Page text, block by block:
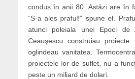
condus în anii 80. Astăzi are în
“S-a ales praful!” spune el.
atunci poleiala unei Epoci
Ceauşescu construiau
oglindeau vanitatea.
proiectele lor de suflet, nu a
peste un miliard de dolari.